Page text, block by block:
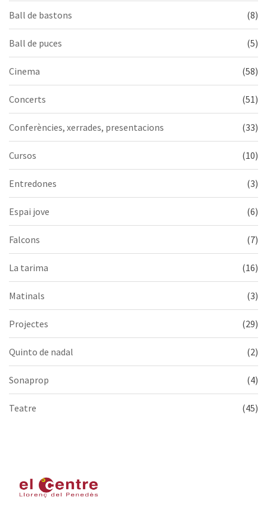
Ball de bastons (8)
Ball de puces (5)
Cinema (58)
Concerts (51)
Conferències, xerrades, presentacions (33)
Cursos (10)
Entredones (3)
Espai jove (6)
Falcons (7)
La tarima (16)
Matinals (3)
Projectes (29)
Quinto de nadal (2)
Sonaprop (4)
Teatre (45)